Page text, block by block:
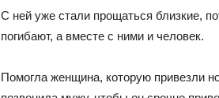
С ней уже стали прощаться близкие,
погибают, а вместе с ними и человек.
Помогла женщина, которую привезли